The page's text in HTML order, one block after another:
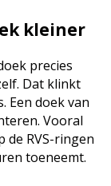
kleiner
precies
Dat klinkt
Een doek van
Vooral
de RVS-ringen
toeneemt.